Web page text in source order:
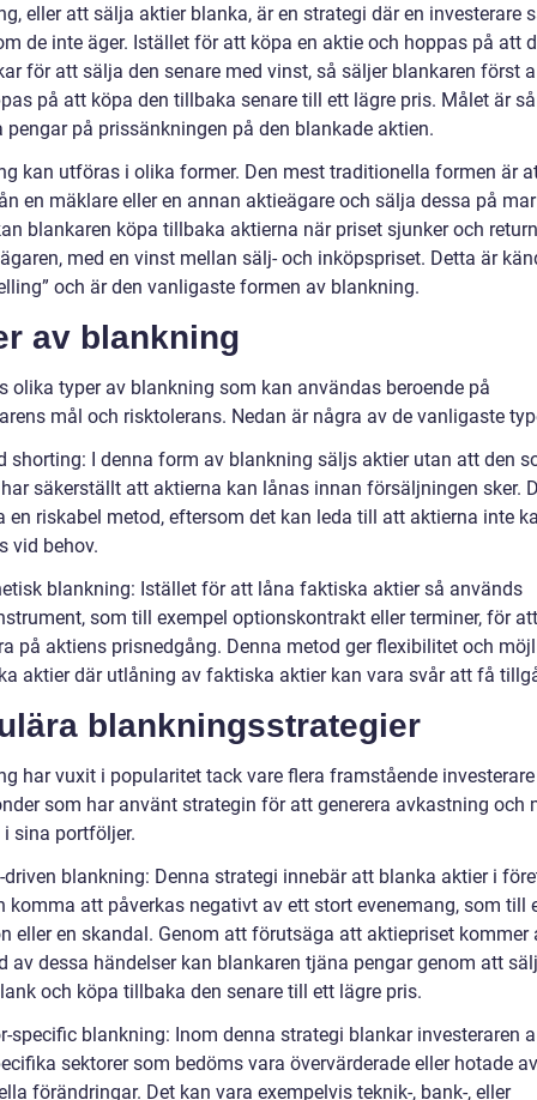
eller att sälja aktier blanka, är en strategi där en investerare
de inte äger. Istället för att köpa en aktie och hoppas på att
för att sälja den senare med vinst, så säljer blankaren först
på att köpa den tillbaka senare till ett lägre pris. Målet är
pengar på prissänkningen på den blankade aktien.
kan utföras i olika former. Den mest traditionella formen är
en mäklare eller en annan aktieägare och sälja dessa på
blankaren köpa tillbaka aktierna när priset sjunker och
med en vinst mellan sälj- och inköpspriset. Detta är
och är den vanligaste formen av blankning.
av blankning
olika typer av blankning som kan användas beroende på
mål och risktolerans. Nedan är några av de vanligaste
shorting: I denna form av blankning säljs aktier utan att den
säkerställt att aktierna kan lånas innan försäljningen sker.
en riskabel metod, eftersom det kan leda till att aktierna inte
vid behov.
blankning: Istället för att låna faktiska aktier så används
som till exempel optionskontrakt eller terminer, för att
på aktiens prisnedgång. Denna metod ger flexibilitet och
aktier där utlåning av faktiska aktier kan vara svår att få
blankningsstrategier
har vuxit i popularitet tack vare flera framstående
som har använt strategin för att generera avkastning och
i sina portföljer.
driven blankning: Denna strategi innebär att blanka aktier i
komma att påverkas negativt av ett stort evenemang, som till
eller en skandal. Genom att förutsäga att aktiepriset kommer
av dessa händelser kan blankaren tjäna pengar genom att
och köpa tillbaka den senare till ett lägre pris.
specific blankning: Inom denna strategi blankar investeraren
sektorer som bedöms vara övervärderade eller hotade av
förändringar. Det kan vara exempelvis teknik-, bank-, eller